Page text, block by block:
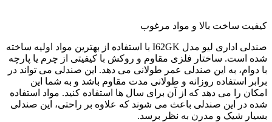
کیفیت ساخت بالا و مواد مرغوب
صندلی اداری لیو مدل I62GK با استفاده از بهترین مواد اولیه ساخته
شده است. ساختار فلزی مقاوم و روکش با کیفیتی از چرم یا پارچه
با دوام، به این صندلی عمر طولانی می دهد. این صندلی می تواند در
برابر استفاده روزانه و طولانی مدت مقاوم باشد و به شما این
امکان را می دهد که از آن برای سال ها استفاده کنید. مواد استفاده
شده در این صندلی باعث می شوند که علاوه بر راحتی، این صندلی
بسیار شیک و مدرن به نظر برسد.